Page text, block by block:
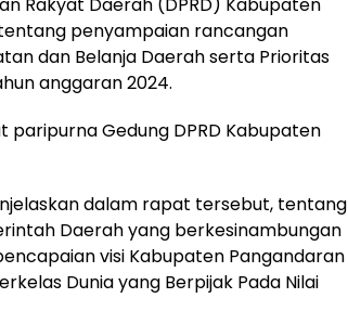
Rakyat Daerah (DPRD) Kabupaten
penyampaian rancangan
dan Belanja Daerah serta Prioritas
anggaran 2024.
Gedung DPRD Kabupaten
dalam rapat tersebut, tentang
Daerah yang berkesinambungan
visi Kabupaten Pangandaran
Dunia yang Berpijak Pada Nilai